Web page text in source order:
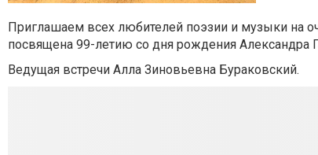
Приглашаем всех любителей поэзии и музыки на
посвящена 99-летию со дня рождения Александра
Ведущая встречи Алла Зиновьевна Бураковский.